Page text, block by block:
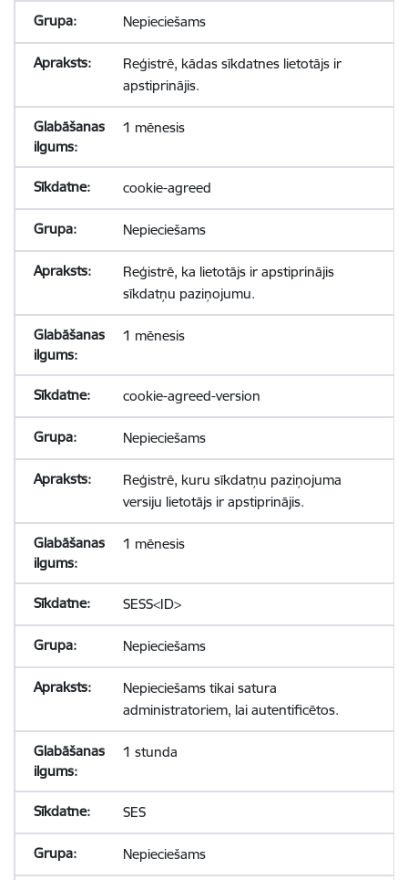
Nepieciešams
Reģistrē, kādas sīkdatnes lietotājs ir
apstiprinājis.
1 mēnesis
cookie-agreed
Nepieciešams
Reģistrē, ka lietotājs ir apstiprinājis
sīkdatņu paziņojumu.
1 mēnesis
cookie-agreed-version
Nepieciešams
Reģistrē, kuru sīkdatņu paziņojuma
versiju lietotājs ir apstiprinājis.
1 mēnesis
SESS<ID>
Nepieciešams
Nepieciešams tikai satura
administratoriem, lai autentificētos.
1 stunda
SES
Nepieciešams